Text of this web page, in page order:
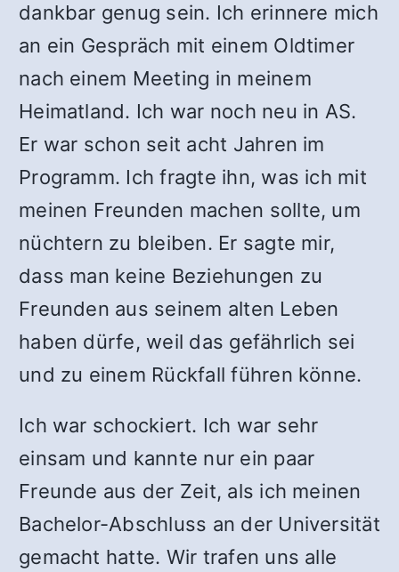
dankbar genug sein. Ich erinnere mich
an ein Gespräch mit einem Oldtimer
nach einem Meeting in meinem
Heimatland. Ich war noch neu in AS.
Er war schon seit acht Jahren im
Programm. Ich fragte ihn, was ich mit
meinen Freunden machen sollte, um
nüchtern zu bleiben. Er sagte mir,
dass man keine Beziehungen zu
Freunden aus seinem alten Leben
haben dürfe, weil das gefährlich sei
und zu einem Rückfall führen könne.
Ich war schockiert. Ich war sehr
einsam und kannte nur ein paar
Freunde aus der Zeit, als ich meinen
Bachelor-Abschluss an der Universität
gemacht hatte. Wir trafen uns alle